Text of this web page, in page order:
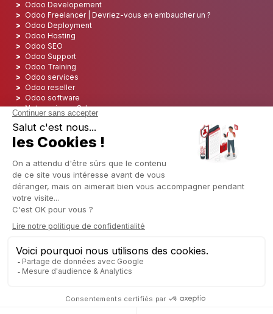
Odoo VS Microsoft Dynamics
Odoo VS Netsuite
Odoo Gold Partner
Top Odoo Partner
Intégrateur Odoo USA : CAPTIVEA
Intégrateur Odoo aux USA
Intégrateur Odoo en Europe
Odoo Consultant
Odoo Integration
Odoo Implementation
Odoo Developement
Odoo Freelancer | Devriez-vous en embaucher un ?
Odoo Deployment
Odoo Hosting
Odoo SEO
Odoo Support
Odoo Training
Odoo services
Odoo reseller
Odoo software
Notre avis sur Odoo
Services d'assistance Odoo
Découvrir l'ERP
Comprendre l’intégration ERP